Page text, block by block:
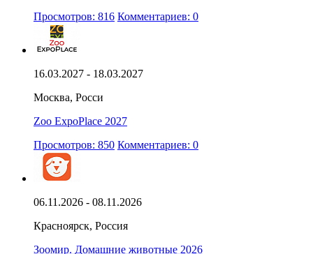
Просмотров: 816 Комментариев: 0
16.03.2027 - 18.03.2027
Москва, Росси
Zoo ExpoPlace 2027
Просмотров: 850 Комментариев: 0
06.11.2026 - 08.11.2026
Красноярск, Россия
Зоомир. Домашние животные 2026